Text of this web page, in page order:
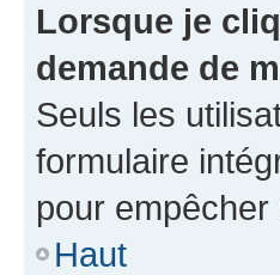
Lorsque je
demande de
Seuls les
formulaire
pour
Haut